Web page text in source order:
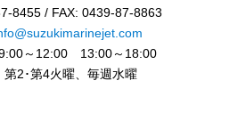
8455 / FAX: 0439-87-8863
～12:00 13:00～18:00
第2･第4火曜、毎週水曜